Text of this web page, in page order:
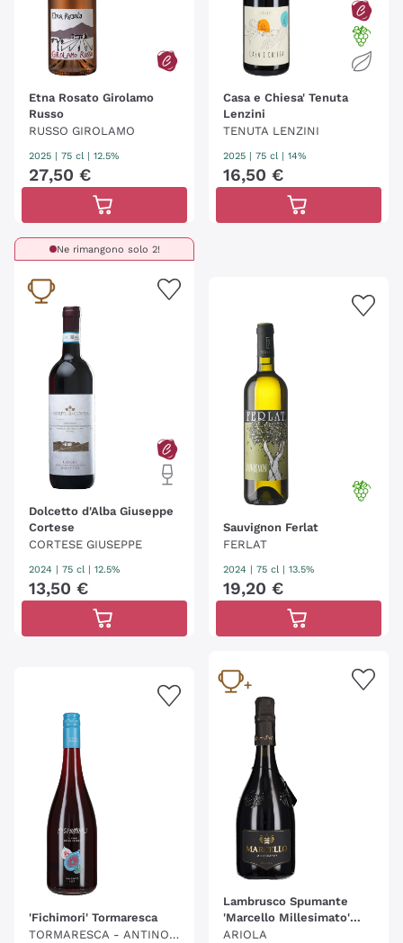
Etna Rosato Girolamo
Russo
RUSSO GIROLAMO
2025 75 cl | 12.5%
27,50 €
Casa e Chiesa' Tenuta
Lenzini
TENUTA LENZINI
2025 75 cl | 14%
16,50 €
Ne rimangono solo 2!
Dolcetto d'Alba Giuseppe
Cortese
CORTESE GIUSEPPE
2024 75 cl | 12.5%
13,50 €
Sauvignon Ferlat
FERLAT
2024 75 cl | 13.5%
19,20 €
'Fichimori' Tormaresca
TORMARESCA - ANTINOR
Lambrusco Spumante
'Marcello Millesimato'
Ariola
ARIOLA